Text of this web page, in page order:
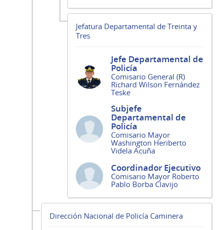
Jefatura Departamental de Treinta y
Tres
Jefe Departamental de
Policía
Comisario General (R)
Richard Wilson Fernández
Teske
Subjefe
Departamental de
Policía
Comisario Mayor
Washington Heriberto
Videla Acuña
Coordinador Ejecutivo
Comisario Mayor Roberto
Pablo Borba Clavijo
Dirección Nacional de Policía Caminera